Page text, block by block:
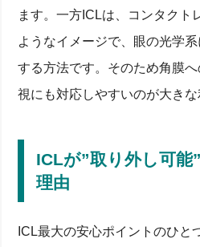
ます。一方ICLは、コンタクト
ようなイメージで、眼の光学
する方法です。そのため角膜
視にも対応しやすいのが大きな
ICLが”取り外し可能
理由
ICL最大の安心ポイントのひと